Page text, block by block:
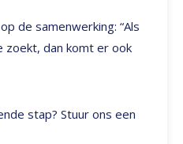
de samenwerking: “Als
zoekt, dan komt er ook
stap? Stuur ons een